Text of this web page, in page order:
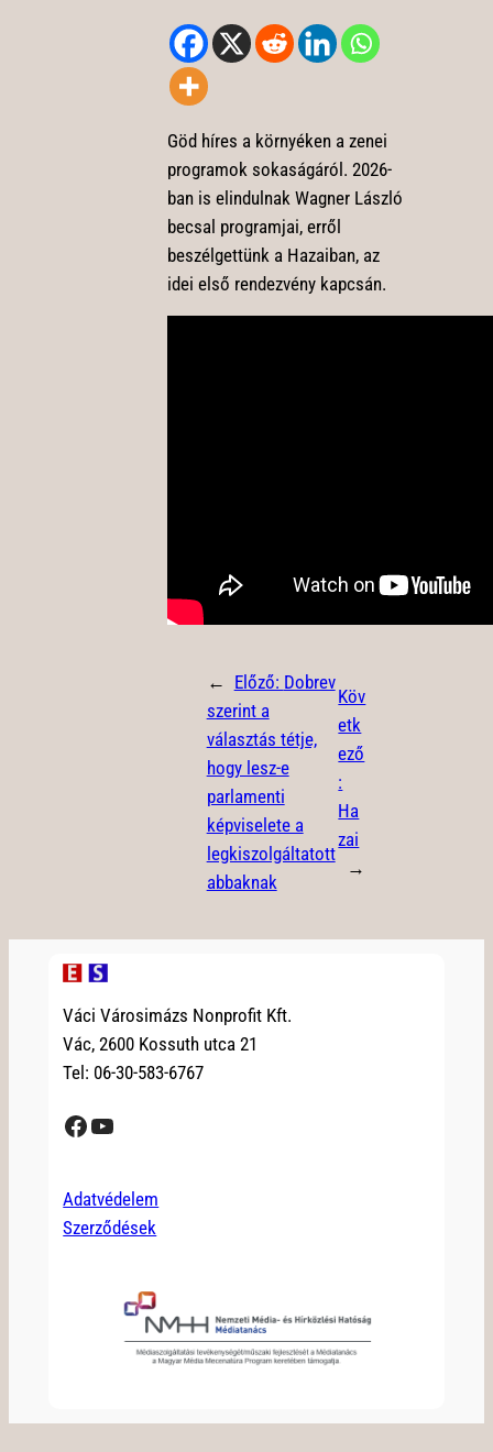
Göd híres a környéken a zenei
programok sokaságáról. 2026-
ban is elindulnak Wagner László
becsal programjai, erről
beszélgettünk a Hazaiban, az
idei első rendezvény kapcsán.
← Előző: Dobrev
szerint a
választás tétje,
hogy lesz-e
parlamenti
képviselete a
legkiszolgáltatott
abbaknak
Köv
etk
ező
:
Ha
zai
→
Váci Városimázs Nonprofit Kft.
Vác, 2600 Kossuth utca 21
Tel: 06-30-583-6767
Facebook YouTube
Adatvédelem
Szerződések